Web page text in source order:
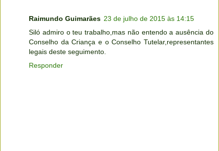
Raimundo Guimarães 23 de julho de 2015 às 14:15
Siló admiro o teu trabalho,mas não entendo a ausência do
Conselho da Criança e o Conselho Tutelar,representantes
legais deste seguimento.
Responder